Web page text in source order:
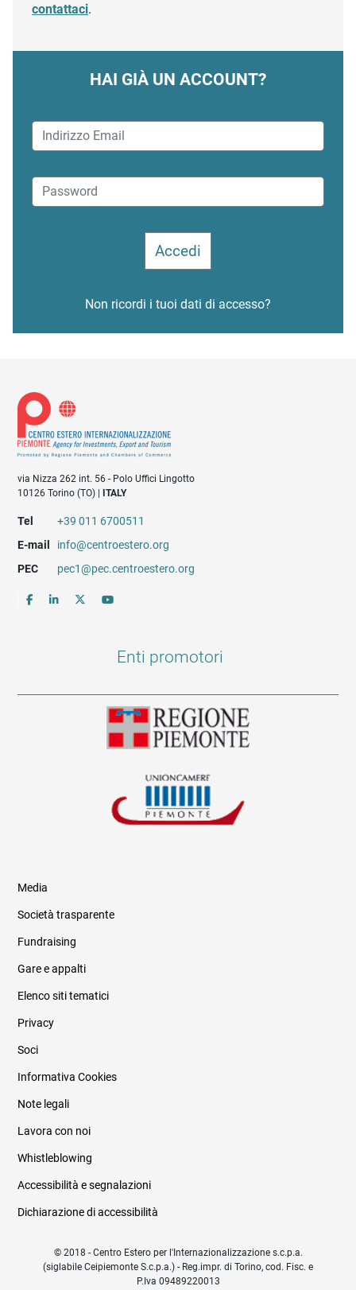
contattaci.
HAI GIÀ UN ACCOUNT?
Non ricordi i tuoi dati di accesso?
via Nizza 262 int. 56 - Polo Uffici Lingotto
10126 Torino (TO) |
ITALY
Tel
+39 011 6700511
E-mail
info@centroestero.org
PEC
pec1@pec.centroestero.org
Enti promotori
Informazioni legali e trasparenza
Media
Società trasparente
Fundraising
Gare e appalti
Elenco siti tematici
Privacy
Soci
Informativa Cookies
Note legali
Lavora con noi
Whistleblowing
Accessibilità e segnalazioni
Dichiarazione di accessibilità
© 2018 - Centro Estero per l'Internazionalizzazione s.c.p.a.
(siglabile Ceipiemonte S.c.p.a.) - Reg.impr. di Torino, cod. Fisc. e
P.Iva 09489220013